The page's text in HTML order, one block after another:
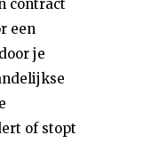
contract
een
je
of stopt